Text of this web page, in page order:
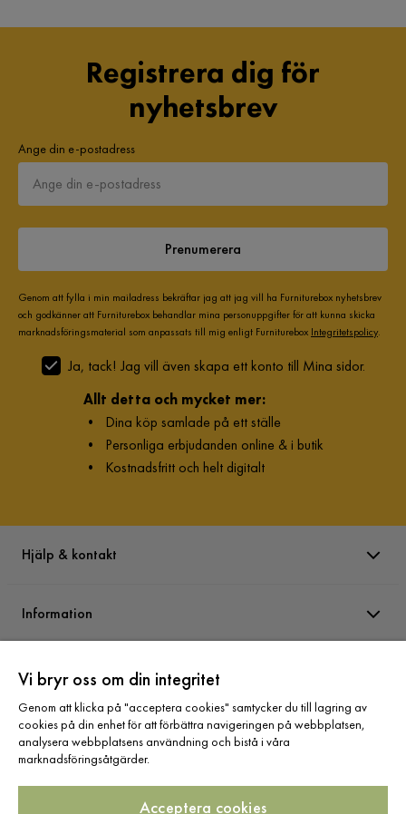
Registrera dig för
nyhetsbrev
Ange din e-postadress
Prenumerera
Genom att fylla i min mailadress bekräftar jag att jag vill ha Furniturebox nyhetsbrev
och godkänner att Furniturebox behandlar mina personuppgifter för att kunna skicka
marknadsföringsmaterial som anpassats till mig enligt Furniturebox Integritetspolicy.
Ja, tack! Jag vill även skapa ett konto till Mina sidor.
Allt detta och mycket mer:
• Dina köp samlade på ett ställe
• Personliga erbjudanden online & i butik
• Kostnadsfritt och helt digitalt
Hjälp & kontakt
Information
Varumärken
Sortiment
Vi bryr oss om din integritet
Genom att klicka på "acceptera cookies" samtycker du till lagring av
cookies på din enhet för att förbättra navigeringen på webbplatsen,
analysera webbplatsens användning och bistå i våra
marknadsföringsåtgärder.
Acceptera cookies